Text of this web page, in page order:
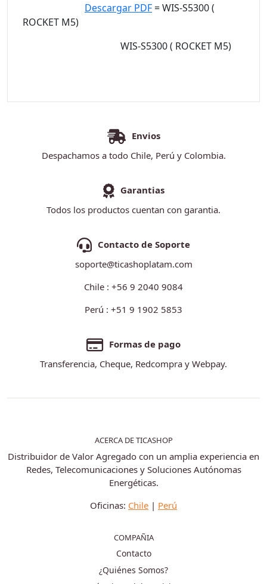
Descargar PDF= WIS-S5300 (
ROCKET M5)
WIS-S5300 ( ROCKET M5)
Envios
Despachamos a todo Chile, Perú y Colombia.
Garantias
Todos los productos cuentan con garantia.
Contacto de Soporte
soporte@ticashoplatam.com
Chile : +56 9 2040 9084
Perú : +51 9 1902 5853
Formas de pago
Transferencia, Cheque, Redcompra y Webpay.
ACERCA DE TICASHOP
Distribuidor de Valor Agregado con un amplia experiencia en
Redes, Telecomunicaciones y Soluciones Autónomas
Energéticas.
Oficinas: Chile | Perú
COMPAÑIA
Contacto
¿Quiénes Somos?